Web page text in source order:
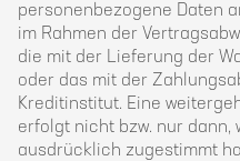
personenbezogene Daten
im Rahmen der
die mit der Lieferung der
oder das mit der
Kreditinstitut. Eine
erfolgt nicht bzw. nur dann,
ausdrücklich zugestimmt